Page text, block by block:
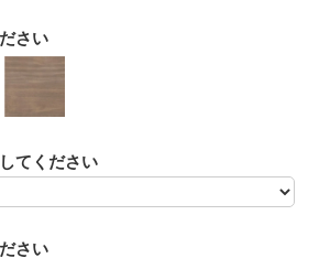
さい
てください
さい